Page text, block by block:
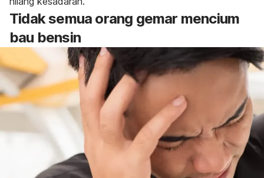
Tidak semua orang gemar mencium
bau bensin